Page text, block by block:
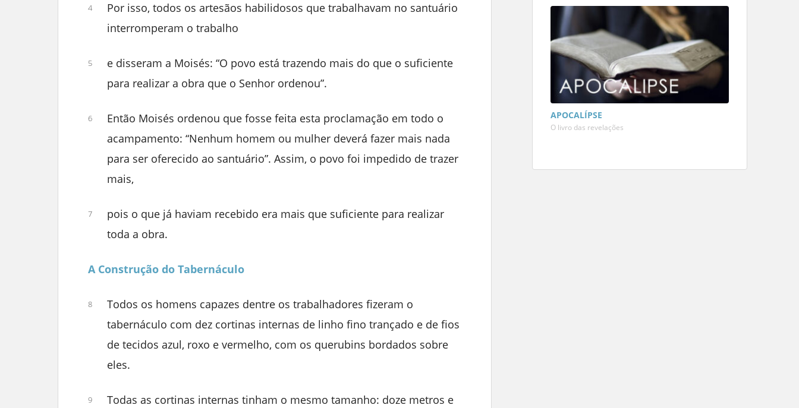
4
Por isso, todos os artesãos habilidosos que trabalhavam no santuário
interromperam o trabalho
5
e disseram a Moisés: “O povo está trazendo mais do que o suficiente
para realizar a obra que o Senhor ordenou”.
6
Então Moisés ordenou que fosse feita esta proclamação em todo o
acampamento: “Nenhum homem ou mulher deverá fazer mais nada
para ser oferecido ao santuário”. Assim, o povo foi impedido de trazer
mais,
7
pois o que já haviam recebido era mais que suficiente para realizar
toda a obra.
A Construção do Tabernáculo
8
Todos os homens capazes dentre os trabalhadores fizeram o
tabernáculo com dez cortinas internas de linho fino trançado e de fios
de tecidos azul, roxo e vermelho, com os querubins bordados sobre
eles.
9
Todas as cortinas internas tinham o mesmo tamanho: doze metros e
APOCALÍPSE
O livro das revelações